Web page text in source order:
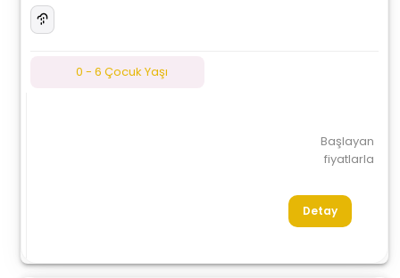
0 - 6 Çocuk Yaşı
Başlayan
fiyatlarla
Detay